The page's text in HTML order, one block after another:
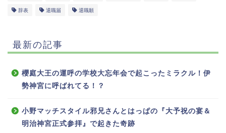
辞表 退職届 退職願
最新の記事
櫻庭大王の運呼の学校大忘年会で起こったミラクル！伊
勢神宮に呼ばれてる！？
小野マッチスタイル邪兄さんとはっぱの『大予祝の宴＆
明治神宮正式参拝』で起きた奇跡